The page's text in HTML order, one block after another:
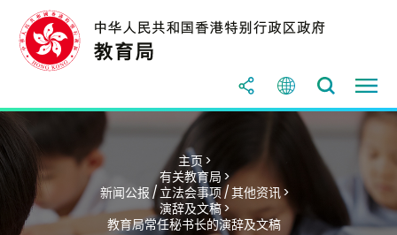
主页 >
有关教育局 >
新闻公报 / 立法会事项 / 其他资讯 >
演辞及文稿 >
教育局常任秘书长的演辞及文稿